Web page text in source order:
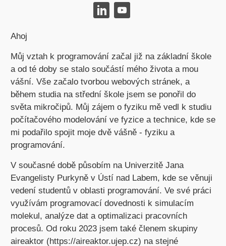
Ahoj
Můj vztah k programování začal již na základní škole
a od té doby se stalo součástí mého života a mou
vášní. Vše začalo tvorbou webových stránek, a
během studia na střední škole jsem se ponořil do
světa mikročipů. Můj zájem o fyziku mě vedl k studiu
počítačového modelování ve fyzice a technice, kde se
mi podařilo spojit moje dvě vášně - fyziku a
programování.
V současné době působím na Univerzitě Jana
Evangelisty Purkyně v Ústí nad Labem, kde se věnuji
vedení studentů v oblasti programování. Ve své práci
využívám programovací dovednosti k simulacím
molekul, analýze dat a optimalizaci pracovních
procesů. Od roku 2023 jsem také členem skupiny
aireaktor (https://aireaktor.ujep.cz) na stejné